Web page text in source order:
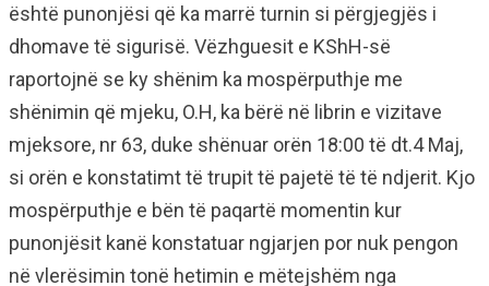
është punonjësi që ka marrë turnin si përgjegjës i
dhomave të sigurisë. Vëzhguesit e KShH-së
raportojnë se ky shënim ka mospërputhje me
shënimin që mjeku, O.H, ka bërë në librin e vizitave
mjeksore, nr 63, duke shënuar orën 18:00 të dt.4 Maj,
si orën e konstatimt të trupit të pajetë të të ndjerit. Kjo
mospërputhje e bën të paqartë momentin kur
punonjësit kanë konstatuar ngjarjen por nuk pengon
në vlerësimin tonë hetimin e mëtejshëm nga